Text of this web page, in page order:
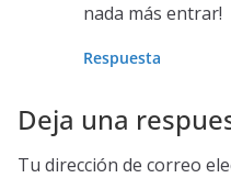
nada más entrar!
Respuesta
Deja una
Tu dirección de correo